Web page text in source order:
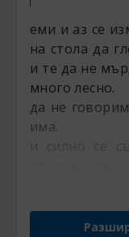
еми и аз се
на стола да
и те да не
много лесно.
да не
има.